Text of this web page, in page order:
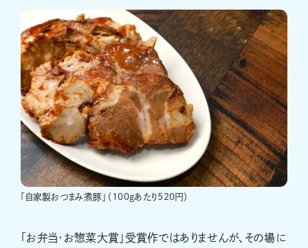
「自家製おつまみ煮豚」（100gあたり520円）
「お弁当・お惣菜大賞」受賞作ではありませんが、その場に